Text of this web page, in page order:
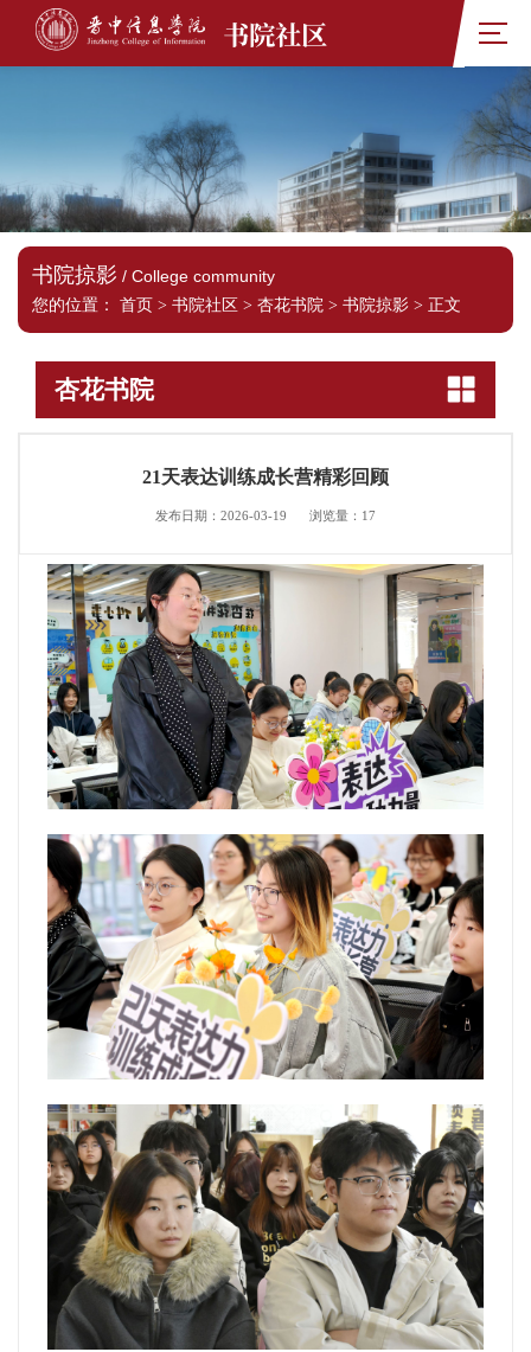
书院社区
书院掠影 / College community
您的位置：
首页 > 书院社区 > 杏花书院 > 书院掠影 > 正文
杏花书院
21天表达训练成长营精彩回顾
发布日期：2026-03-19 浏览量： 17